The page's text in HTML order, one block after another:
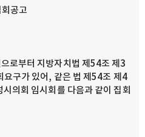
공고
로부터 지방자치법 제 54조제 3
요구가 있어 , 같은 법 제54조 제 4
시의회 임시회를 다음과 같이 집회